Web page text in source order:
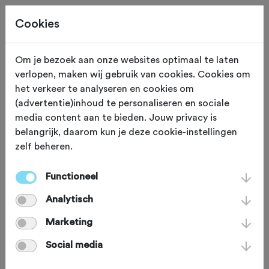
MATERIAAL Gewijzigd op 5 april 2022
Gezien worden met
Bioracer
Automobilisten zien ons wielrenners
niet altijd. Zeker tijdens deze donkere,
regenachtige dagen ben je een stuk
slechter zichtbaar. Daar heeft Bioracer
Cookies
Om je bezoek aan onze websites optimaal te laten
verlopen, maken wij gebruik van cookies. Cookies om
het verkeer te analyseren en cookies om
(advertentie)inhoud te personaliseren en sociale
media content aan te bieden. Jouw privacy is
belangrijk, daarom kun je deze cookie-instellingen
zelf beheren.
Functioneel
Analytisch
Marketing
Social media